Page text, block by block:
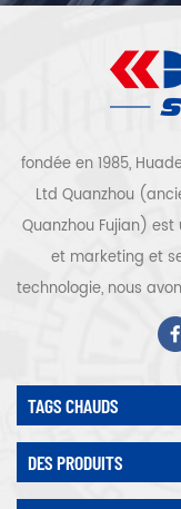
fondée en 1985,
Ltd Quanzhou
Quanzhou Fujian)
et marketing et
technologie, nous
ETL 、 CQC 、
certification
types de
Notre entreprise a
moulage de pièces
le moteur électrique,
TAGS CHAUDS
DES PRODUITS